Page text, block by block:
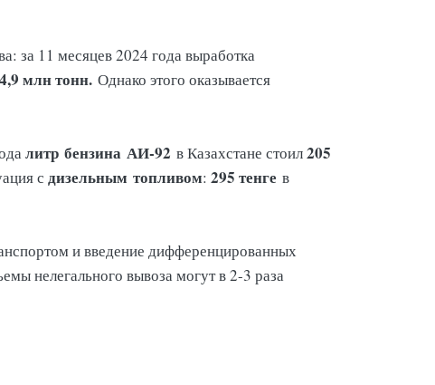
за 11 месяцев 2024 года выработка
4,9 млн тонн. Однако этого оказывается
литр бензина АИ-92 в Казахстане стоил205
с дизельным топливом: 295 тенге в
и введение дифференцированных
нелегального вывоза могут в 2-3 раза